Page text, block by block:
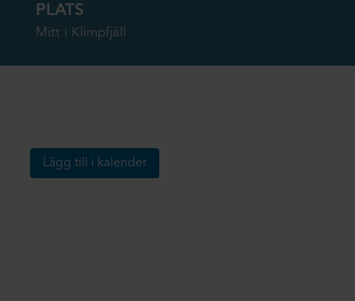
PLATS
Mitt i Klimpfjäll
Lägg till i kalender